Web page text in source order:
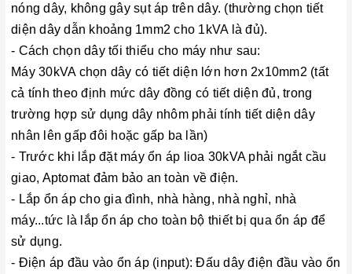
nóng dây, không gây sụt áp trên dây. (thường chọn tiết
diện dây dẫn khoảng 1mm2 cho 1kVA là đủ).
- Cách chọn dây tối thiểu cho máy như sau:
Máy 30kVA chọn dây có tiết diện lớn hơn 2x10mm2 (tất
cả tính theo định mức dây đồng có tiết diện đủ, trong
trường hợp sử dụng dây nhôm phải tính tiết diện dây
nhân lên gấp đôi hoặc gấp ba lần)
- Trước khi lắp đặt máy ổn áp lioa 30kVA phải ngắt cầu
giao, Aptomat đảm bảo an toàn về điện.
- Lắp ổn áp cho gia đình, nhà hàng, nhà nghỉ, nhà
máy...tức là lắp ổn áp cho toàn bộ thiết bị qua ổn áp để
sử dụng.
- Điện áp đầu vào ổn áp (input): Đấu dây điện đầu vào ổn